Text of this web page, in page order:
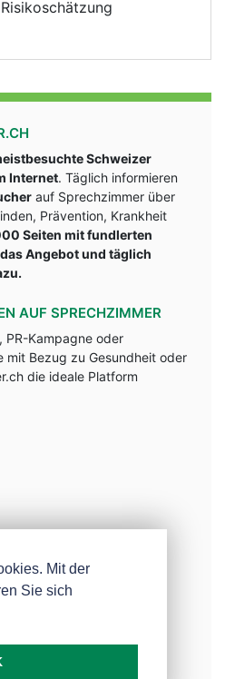
Schweizer
Internet. Täglich informieren
auf Sprechzimmer über
Prävention, Krankheit
Seiten mit fundlerten
Angebot und täglich
AUF SPRECHZIMMER
PR-Kampagne oder
mit Bezug zu Gesundheit oder
die ideale Platform
Mit der
Sie sich